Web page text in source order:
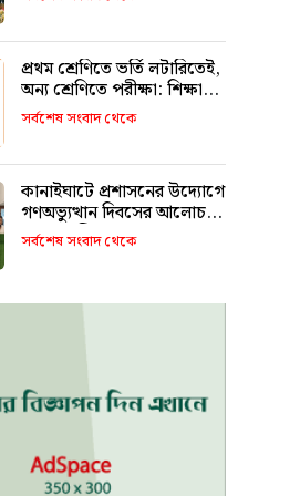
রাখবে : কয়েস লোদী
প্রথম শ্রেণিতে ভর্তি লটারিতেই,
অন্য শ্রেণিতে পরীক্ষা: শিক্ষা
মন্ত্রণালয়
সর্বশেষ সংবাদ থেকে
কানাইঘাটে প্রশাসনের উদ্যোগে
গণঅভ্যুত্থান দিবসের আলোচনা
সভা অনুষ্ঠিত
সর্বশেষ সংবাদ থেকে